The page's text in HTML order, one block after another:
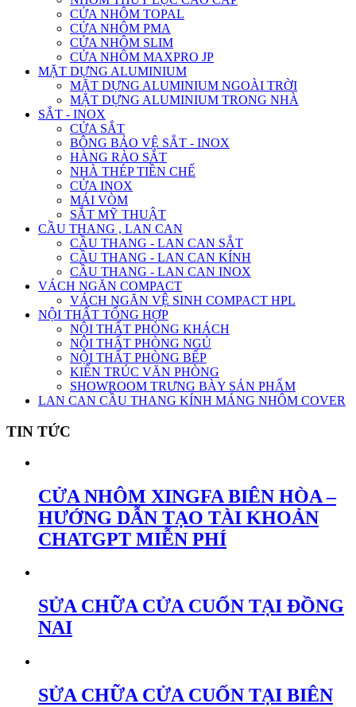
CỬA NHÔM TOPAL
CỬA NHÔM PMA
CỬA NHÔM SLIM
CỬA NHÔM MAXPRO JP
MẶT DỰNG ALUMINIUM
MẶT DỰNG ALUMINIUM NGOÀI TRỜI
MẶT DỰNG ALUMINIUM TRONG NHÀ
SẮT - INOX
CỬA SẮT
BÔNG BẢO VỆ SẮT - INOX
HÀNG RÀO SẮT
NHÀ THÉP TIỀN CHẾ
CỬA INOX
MÁI VÒM
SẮT MỸ THUẬT
CẦU THANG , LAN CAN
CẦU THANG - LAN CAN SẮT
CẦU THANG - LAN CAN KÍNH
CẦU THANG - LAN CAN INOX
VÁCH NGĂN COMPACT
VÁCH NGĂN VỆ SINH COMPACT HPL
NỘI THẤT TỔNG HỢP
NỘI THẤT PHÒNG KHÁCH
NỘI THẤT PHÒNG NGỦ
NỘI THẤT PHÒNG BẾP
KIẾN TRÚC VĂN PHÒNG
SHOWROOM TRƯNG BÀY SẢN PHẨM
LAN CAN CẦU THANG KÍNH MÁNG NHÔM COVER
TIN TỨC
CỬA NHÔM XINGFA BIÊN HÒA –
HƯỚNG DẪN TẠO TÀI KHOẢN
CHATGPT MIỄN PHÍ
SỬA CHỮA CỬA CUỐN TẠI ĐỒNG
NAI
SỬA CHỮA CỬA CUỐN TẠI BIÊN